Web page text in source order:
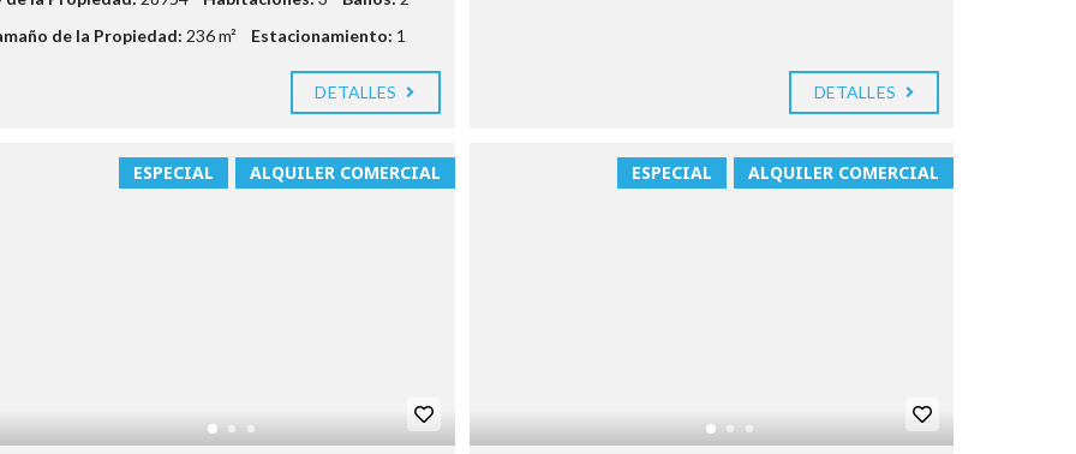
de la Propiedad: 236 m² Estacionamiento: 1
DETALLES DETALLES
ALQUILER COMERCIAL
ESPECIAL ALQUILER COMERCIAL
ESPECIAL